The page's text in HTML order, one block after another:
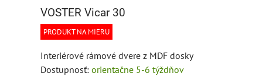
VOSTER Vicar 30
PRODUKT NA MIERU
Interiérové rámové dvere z MDF dosky
Dostupnosť: orientačne 5-6 týždňov